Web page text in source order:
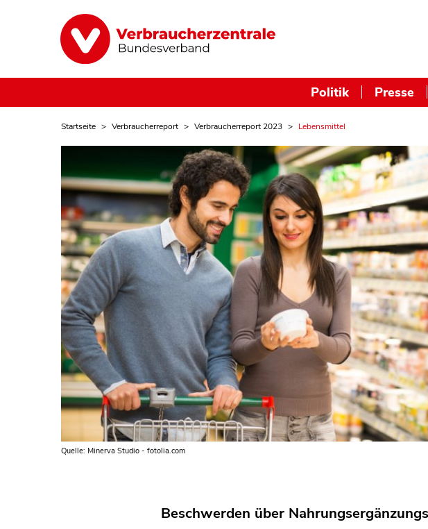
Politik Presse
Startseite Verbraucherreport Verbraucherreport 2023 Lebensmittel
Quelle: Minerva Studio - fotolia.com
Beschwerden über